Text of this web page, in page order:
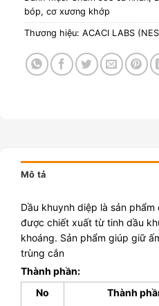
bóp, cơ xương khớp
Thương hiệu: ACACI LABS
Mô tả
Dầu khuynh diệp là sản
được chiết xuất từ tinh dầu
khoáng. Sản phẩm giúp giữ
trùng cắn
Thành phần:
No
Thành